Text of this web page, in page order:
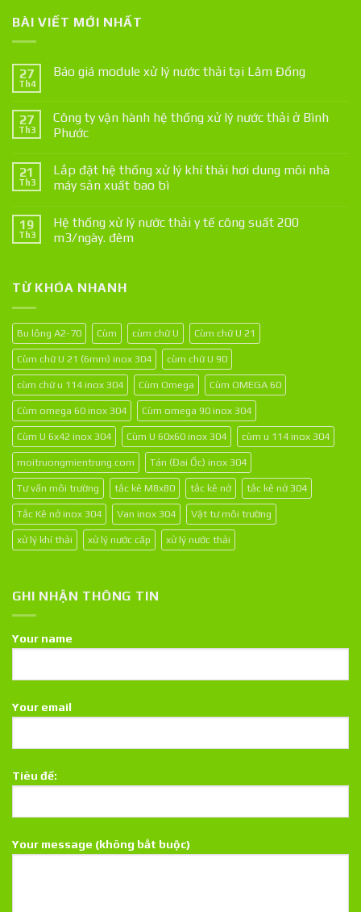
BÀI VIẾT MỚI NHẤT
27
Th4
Báo giá module xử lý nước thải tại Lâm Đồng
27
Th3
Công ty vận hành hệ thống xử lý nước thải ở Bình
Phước
21
Th3
Lắp đặt hệ thống xử lý khí thải hơi dung môi nhà
máy sản xuất bao bì
19
Th3
Hệ thống xử lý nước thải y tế công suất 200
m3/ngày. đêm
TỪ KHÓA NHANH
Bu lông A2-70 Cùm cùm chữ U Cùm chữ U 21
Cùm chữ U 21 (6mm) inox 304 cùm chữ U 90
cùm chữ u 114 inox 304 Cùm Omega Cùm OMEGA 60
Cùm omega 60 inox 304 Cùm omega 90 inox 304
Cùm U 6x42 inox 304 Cùm U 60x60 inox 304 cùm u 114 inox 304
moitruongmientrung.com Tán (Đai Ốc) inox 304
Tư vấn môi trường tắc kê M8x80 tắc kê nở tắc kê nở 304
Tắc Kê nở inox 304 Van inox 304 Vật tư môi trường
xử lý khí thải xử lý nước cấp xử lý nước thải
GHI NHẬN THÔNG TIN
Your name
Your email
Tiêu đề:
Your message (không bắt buộc)